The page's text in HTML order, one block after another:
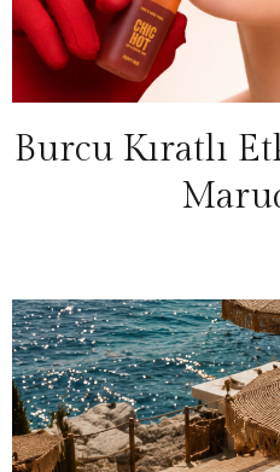
Burcu Kıratlı